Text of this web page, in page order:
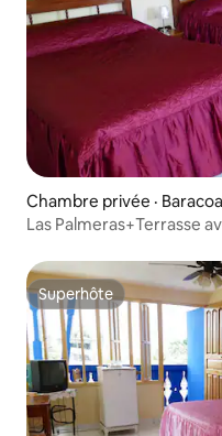
Chambre privée · Baracoa
Las
Superhôte
Superhôte